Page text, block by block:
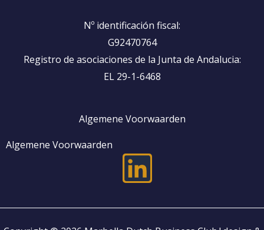
Nº identificación fiscal:
G92470764
Registro de asociaciones de la Junta de Andalucia:
EL 29-1-6468
Algemene Voorwaarden
Algemene Voorwaarden
L
i